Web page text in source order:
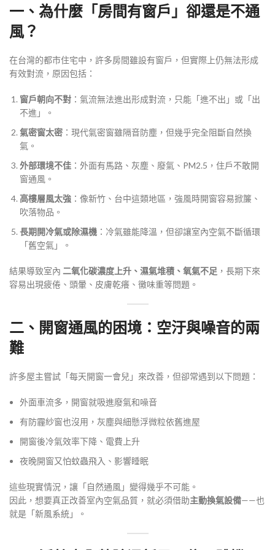
一、為什麼「房間有窗戶」卻還是不通
風？
在台灣的都市住宅中，許多房間雖設有窗戶，但實際上仍無法形成
有效對流，原因包括：
窗戶朝向不對 ：氣流無法進出形成對流，只能「進不出」或「出
不進」。
氣密窗太密 ：現代氣密窗雖隔音防塵，但幾乎完全阻斷自然換
氣。
外部環境不佳 ：外面有馬路、灰塵、廢氣、PM2.5，住戶不敢開
窗通風。
高樓層風太強 ：像新竹、台中這類地區，強風時開窗容易掀簾、
吹落物品。
長期開冷氣或除濕機 ：冷氣雖能降溫，但卻讓室內空氣不斷循環
「舊空氣」。
結果導致室內 二氧化碳濃度上升、濕氣堆積、氧氣不足 ，長期下來
容易出現疲倦、頭暈、皮膚乾癢、黴味重等問題。
二、開窗通風的困境：空汙與噪音的兩
難
許多屋主嘗試「每天開窗一會兒」來改善，但卻常遇到以下問題：
外面車流多，開窗就吸進廢氣和噪音
有防霾紗窗也沒用，灰塵與細懸浮微粒依舊進屋
開窗後冷氣效率下降、電費上升
夜晚開窗又怕蚊蟲飛入、影響睡眠
這些現實情況，讓「自然通風」變得幾乎不可能。
因此，想要真正改善室內空氣品質，就必須借助主動換氣設備——也
就是「新風系統」。